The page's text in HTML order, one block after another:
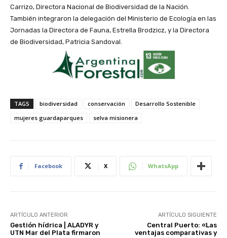
Carrizo, Directora Nacional de Biodiversidad de la Nación.
También integraron la delegación del Ministerio de Ecología en las
Jornadas la Directora de Fauna, Estrella Brodzicz, y la Directora
de Biodiversidad, Patricia Sandoval.
TAGS biodiversidad conservación
Desarrollo Sostenible
mujeres guardaparques
selva misionera
Facebook X WhatsApp
ARTÍCULO ANTERIOR
Gestión hídrica | ALADYR y
UTN Mar del Plata firmaron
ARTÍCULO SIGUIENTE
Central Puerto: «Las
ventajas comparativas y